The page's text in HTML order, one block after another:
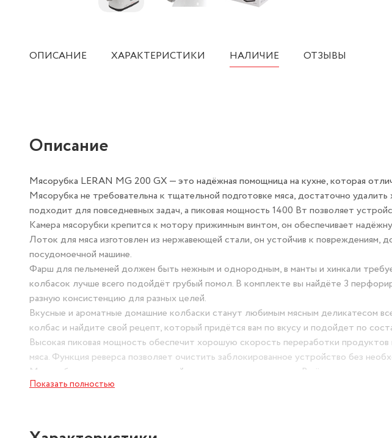
ОПИСАНИЕ ХАРАКТЕРИСТИКИ НАЛИЧИЕ ОТЗЫВЫ
Описание
Мясорубка LERAN MG 200 GX — это надёжная помощница на кухне, которая
Мясорубка не требовательна к тщательной подготовке мяса, достаточно
подходит для повседневных задач, а пиковая мощность 1400 Вт позволяет
Камера мясорубки крепится к мотору прижимным винтом, он обеспечивает
Лоток для мяса изготовлен из нержавеющей стали, он устойчив к повреждениям,
посудомоечной машине.
Фарш для пельменей должен быть нежным и однородным, в манты и хинкали
колбасок лучше всего подойдёт грубый помол. В комплекте вы найдёте 3
разную консистенцию для разных целей.
Вкусные и ароматные домашние колбаски станут любимым мясным деликатесом
колбас и найдите свой рецепт, который придётся вам по вкусу и подойдет по
Высокая пиковая мощность обеспечит хорошую скорость переработки
мяса. Функция реверса позволяет очистить заблокированное устройство без
Мясорубка соответствует европейскому стандарту качества. В её конструкции
блокировка мотора при перегрузке, которые предотвратят повреждение прибора
Показать полностью